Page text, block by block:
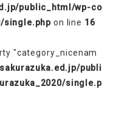
public_html/wp-co
single.php on line 16
"category_nicenam
publi
single.p